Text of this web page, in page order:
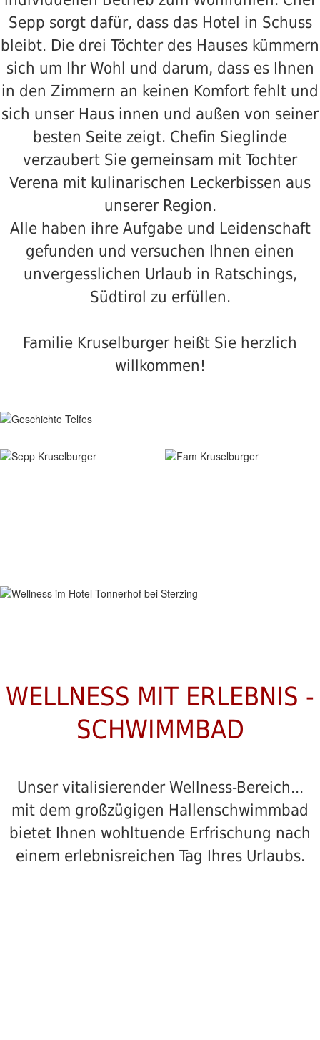
Sepp sorgt dafür, dass das Hotel in Schuss
bleibt. Die drei Töchter des Hauses kümmern
sich um Ihr Wohl und darum, dass es Ihnen
in den Zimmern an keinen Komfort fehlt und
sich unser Haus innen und außen von seiner
besten Seite zeigt. Chefin Sieglinde
verzaubert Sie gemeinsam mit Tochter
Verena mit kulinarischen Leckerbissen aus
unserer Region.
Alle haben ihre Aufgabe und Leidenschaft
gefunden und versuchen Ihnen einen
unvergesslichen Urlaub in Ratschings,
Südtirol zu erfüllen.
Familie Kruselburger heißt Sie herzlich
willkommen!
WELLNESS & POOL
WELLNESS MIT ERLEBNIS -
SCHWIMMBAD
Unser vitalisierender Wellness-Bereich...
mit dem großzügigen Hallenschwimmbad
bietet Ihnen wohltuende Erfrischung nach
einem erlebnisreichen Tag Ihres Urlaubs.